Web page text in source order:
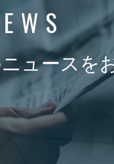
ュースを